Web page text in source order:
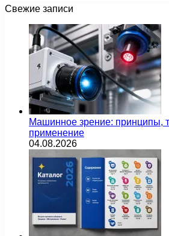
Свежие записи
Машинное зрение: принципы,
применение
04.08.2026